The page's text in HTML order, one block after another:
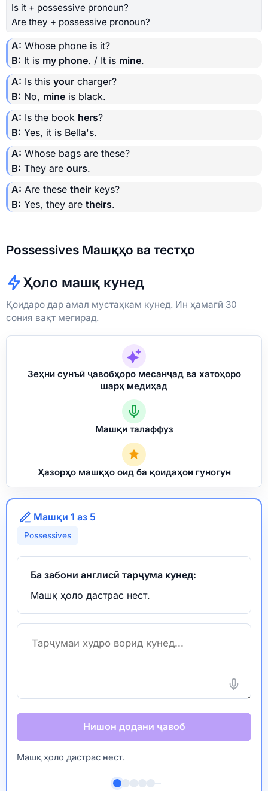
Is it + possessive pronoun?
Are they + possessive pronoun?
A: Whose phone is it?
B: It is my phone. / It is mine.
A: Is this your charger?
B: No, mine is black.
A: Is the book hers?
B: Yes, it is Bella's.
A: Whose bags are these?
B: They are ours.
A: Are these their keys?
B: Yes, they are theirs.
Possessives Машқҳо ва тестҳо
Ҳоло машқ кунед
Қоидаро дар амал мустаҳкам кунед. Ин ҳамагӣ 30
сония вақт мегирад.
Зеҳни сунъӣ ҷавобҳоро месанҷад ва хатоҳоро
шарҳ медиҳад
Машқи талаффуз
Ҳазорҳо машқҳо оид ба қоидаҳои гуногун
Машқи 1 аз 5
Possessives
Ба забони англисӣ тарҷума кунед:
Машқ ҳоло дастрас нест.
Нишон додани ҷавоб
Машқ ҳоло дастрас нест.